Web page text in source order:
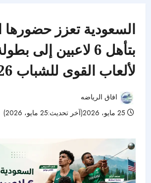
السعودية تعزز حضورها
بتأهل 6 لاعبين إلى
لألعاب القوى للشباب 2026
افاق الرياضه